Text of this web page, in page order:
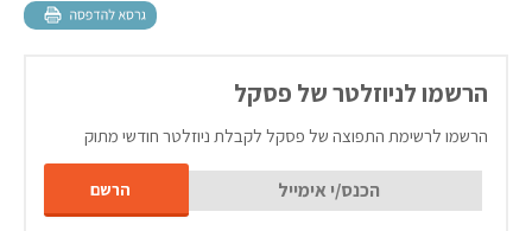
הרשמו לניוזלטר של פסקל
הרשמו לרשימת התפוצה של פסקל לקבלת ניוזלטר חודשי מתוק